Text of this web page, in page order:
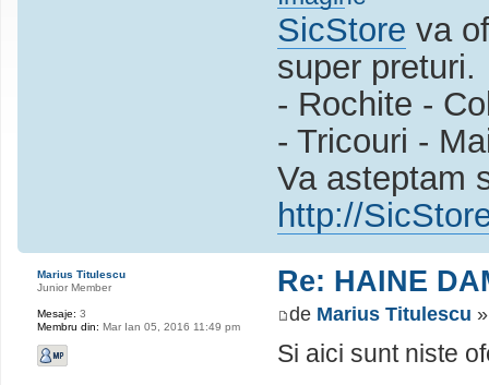
SicStore va
super preturi.
- Rochite -
- Tricouri -
Va asteptam
http://
Re: HAINE
de Marius Titulescu
Si aici sunt niste
Marius Titulescu
Junior Member
Mesaje: 3
Membru din: Mar Ian 05, 2016 11:49 pm